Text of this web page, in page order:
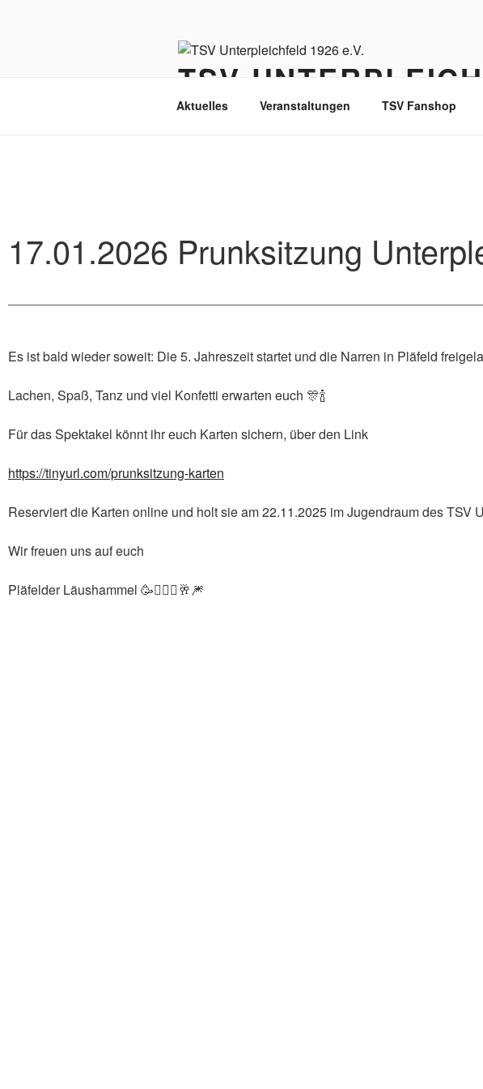
TSV
Aktuelles Veranstaltungen TSV Fanshop
17.01.2026 Prunksitzung
Es ist bald wieder soweit: Die 5. Jahreszeit startet und die Narren in Pläfeld
Lachen, Spaß, Tanz und viel Konfetti erwarten euch 🎊🍾
Für das Spektakel könnt ihr euch Karten sichern, über den Link
https://tinyurl.com/prunksitzung-karten
Reserviert die Karten online und holt sie am 22.11.2025 im Jugendraum des TSV
Wir freuen uns auf euch
Pläfelder Läushammel 🥳👯‍♀️✨🥂🎆